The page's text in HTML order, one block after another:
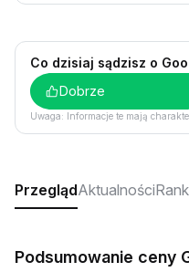
Co dzisiaj sądzisz o
Dobrze
Uwaga: Informacje te mają
PrzeglądAktualności
Podsumowanie ceny